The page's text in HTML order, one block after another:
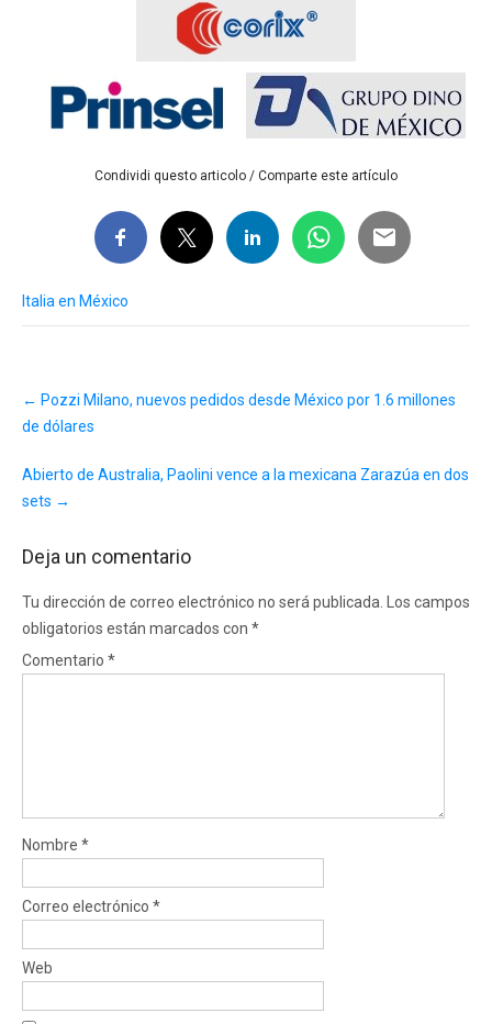
Condividi questo articolo / Comparte este artículo
Italia en México
navigation
← Pozzi Milano, nuevos pedidos desde México por 1.6 millones
de dólares
Abierto de Australia, Paolini vence a la mexicana Zarazúa en dos
sets →
Deja un comentario
Tu dirección de correo electrónico no será publicada.
Los campos
obligatorios están marcados con *
Comentario *
Nombre *
Correo electrónico *
Web